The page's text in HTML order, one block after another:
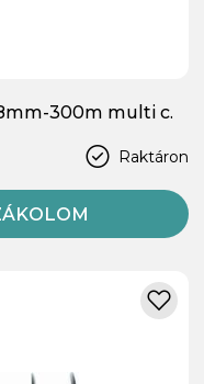
300m multi c.
Raktáron